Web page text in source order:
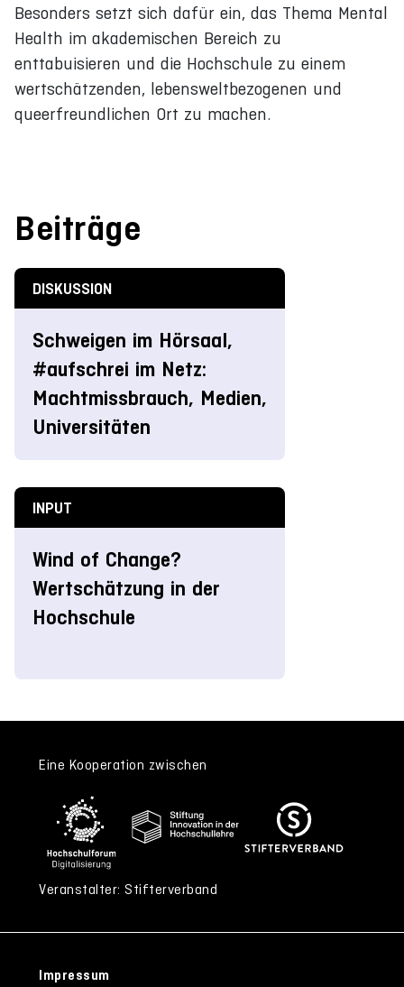
Besonders setzt sich dafür ein, das Thema Mental
Health im akademischen Bereich zu
enttabuisieren und die Hochschule zu einem
wertschätzenden, lebensweltbezogenen und
queerfreundlichen Ort zu machen.
Beiträge
DISKUSSION
Schweigen im Hörsaal,
#aufschrei im Netz:
Machtmissbrauch, Medien,
Universitäten
INPUT
Wind of Change?
Wertschätzung in der
Hochschule
Eine Kooperation zwischen
Veranstalter: Stifterverband
Impressum